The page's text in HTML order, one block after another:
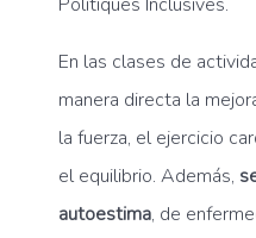
En las clases de
manera directa la
la fuerza, el ejercicio
el equilibrio. Además,
autoestima, de